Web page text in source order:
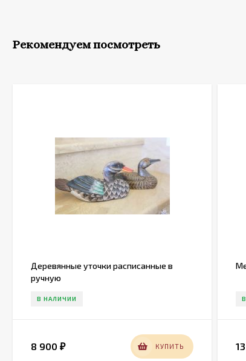
Рекомендуем посмотреть
Деревянные уточки расписанные в
ручную
В НАЛИЧИИ
8 900 ₽ КУПИТЬ